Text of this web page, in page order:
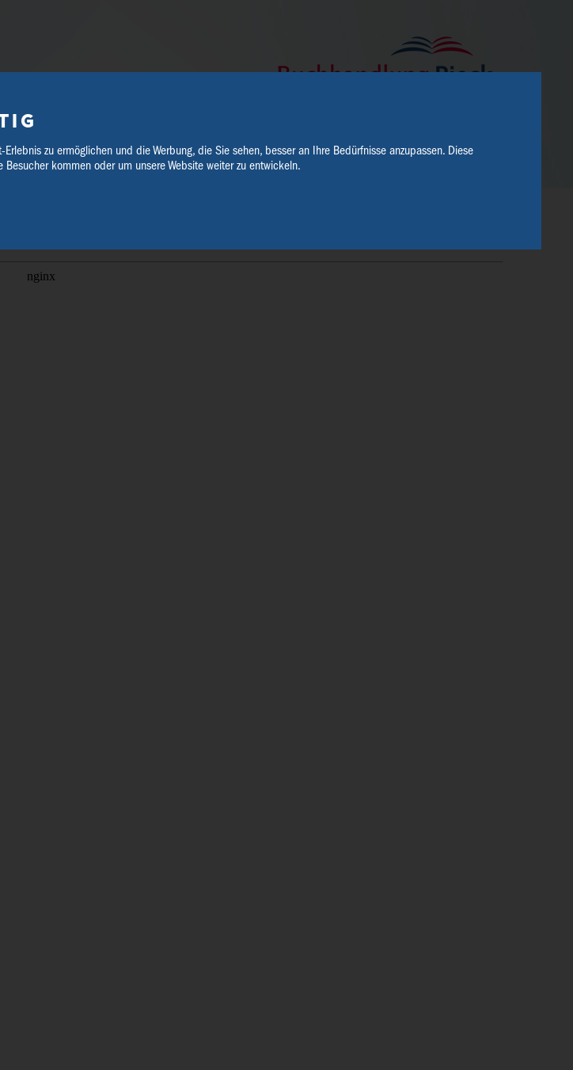
zu ermöglichen und die Werbung, die Sie sehen, besser an Ihre Bedürfnisse anzupassen. Diese
Besucher kommen oder um unsere Website weiter zu entwickeln.
VERANSTALTUNGEN SERVICE